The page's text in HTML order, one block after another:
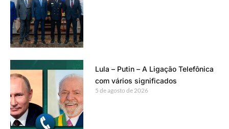
Lula – Putin – A Ligação Telefônica
com vários significados
5 de agosto de 2026